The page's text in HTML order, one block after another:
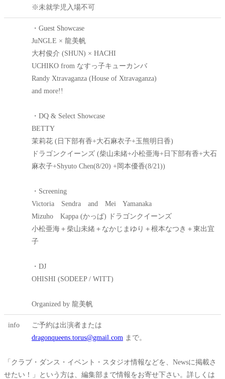
※未就学児入場不可
・Guest Showcase
JuNGLE × 龍美帆
大村俊介 (SHUN) × HACHI
UCHIKO from なすっ子キューカンバ
Randy Xtravaganza (House of Xtravaganza)
and more!!
・DQ & Select Showcase
BETTY
茉莉花 (日下部有香+大石麻衣子+玉熊明日香)
ドラゴンクイーンズ (柴山未緒+小松亜海+日下部有香+大石
麻衣子+Shyuto Chen(8/20) +岡本優香(8/21))
・Screening
Victoria Sendra and Mei Yamanaka
Mizuho Kappa (かっぱ) ドラゴンクイーンズ
小松亜海＋柴山未緒＋なかじまゆり＋根本なつき＋東出宜
子
・DJ
OHISHI (SODEEP / WITT)
Organized by 龍美帆
info
ご予約は出演者または
dragonqueens.torus@gmail.com まで。
「クラブ・ダンス・イベント・スタジオ情報などを、Newsに掲載さ
せたい！」という方は、編集部まで情報をお寄せ下さい。詳しくは